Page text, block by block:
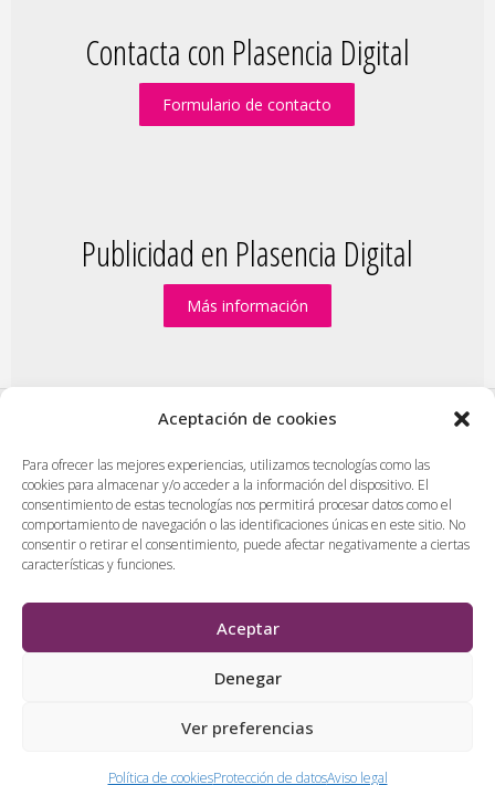
Aceptación de cookies
Para ofrecer las mejores experiencias, utilizamos tecnologías como las
cookies para almacenar y/o acceder a la información del dispositivo. El
consentimiento de estas tecnologías nos permitirá procesar datos como el
comportamiento de navegación o las identificaciones únicas en este sitio. No
consentir o retirar el consentimiento, puede afectar negativamente a ciertas
características y funciones.
Aceptar
Denegar
Ver preferencias
Política de cookiesProtección de datosAviso legal
Contacta con Plasencia Digital
Formulario de contacto
Publicidad en Plasencia Digital
Más información
PlasenciaDigital.com | Formulario de contacto
Publicidad en Plasencia Digital
|
Política de cookies (UE)
| Protección de datos
|
Aviso legal
| Diseño web en Plasencia
por los administradores antes de ser publicado. No se aceptarán
personas, lugares o empresas.